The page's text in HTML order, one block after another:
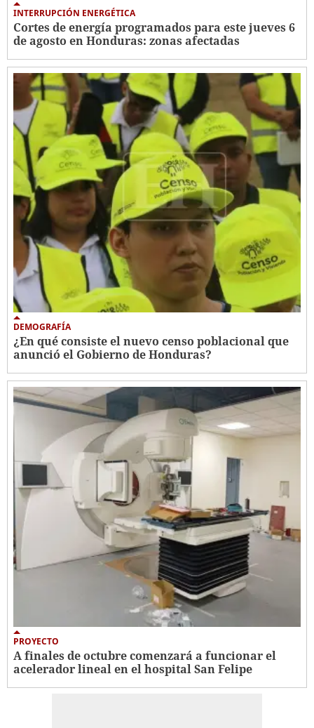
INTERRUPCIÓN ENERGÉTICA
Cortes de energía programados para este jueves 6
de agosto en Honduras: zonas afectadas
DEMOGRAFÍA
¿En qué consiste el nuevo censo poblacional que
anunció el Gobierno de Honduras?
PROYECTO
A finales de octubre comenzará a funcionar el
acelerador lineal en el hospital San Felipe